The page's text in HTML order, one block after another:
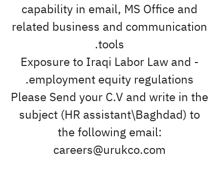
capability in email, MS Office and
related business and communication
tools.
- Exposure to Iraqi Labor Law and
employment equity regulations.
Please Send your C.V and write in the
subject (HR assistant\Baghdad) to
the following email:
careers@urukco.com